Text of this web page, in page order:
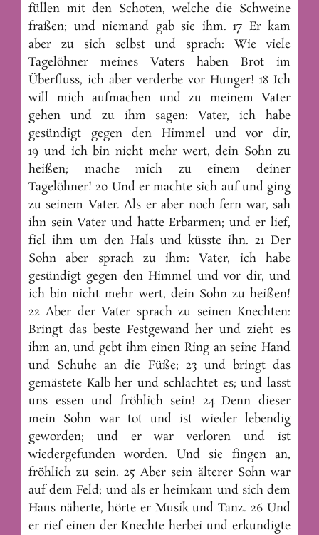
füllen mit den Schoten, welche die Schweine
fraßen; und niemand gab sie ihm. 17 Er kam
aber zu sich selbst und sprach: Wie viele
Tagelöhner meines Vaters haben Brot im
Überfluss, ich aber verderbe vor Hunger! 18 Ich
will mich aufmachen und zu meinem Vater
gehen und zu ihm sagen: Vater, ich habe
gesündigt gegen den Himmel und vor dir,
19 und ich bin nicht mehr wert, dein Sohn zu
heißen; mache mich zu einem deiner
Tagelöhner! 20 Und er machte sich auf und ging
zu seinem Vater. Als er aber noch fern war, sah
ihn sein Vater und hatte Erbarmen; und er lief,
fiel ihm um den Hals und küsste ihn. 21 Der
Sohn aber sprach zu ihm: Vater, ich habe
gesündigt gegen den Himmel und vor dir, und
ich bin nicht mehr wert, dein Sohn zu heißen!
22 Aber der Vater sprach zu seinen Knechten:
Bringt das beste Festgewand her und zieht es
ihm an, und gebt ihm einen Ring an seine Hand
und Schuhe an die Füße; 23 und bringt das
gemästete Kalb her und schlachtet es; und lasst
uns essen und fröhlich sein! 24 Denn dieser
mein Sohn war tot und ist wieder lebendig
geworden; und er war verloren und ist
wiedergefunden worden. Und sie fingen an,
fröhlich zu sein. 25 Aber sein älterer Sohn war
auf dem Feld; und als er heimkam und sich dem
Haus näherte, hörte er Musik und Tanz. 26 Und
er rief einen der Knechte herbei und erkundigte